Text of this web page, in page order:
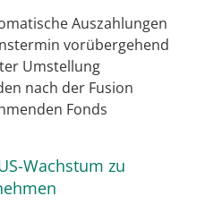
Auszahlungen
vorübergehend
Umstellung
nach der Fusion
Fonds
Wachstum zu